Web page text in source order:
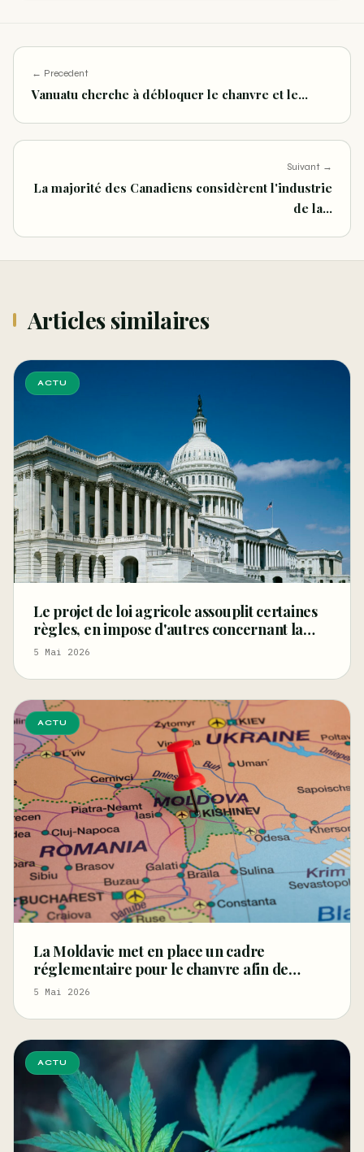
← Precedent
Vanuatu cherche à débloquer le chanvre et le…
Suivant →
La majorité des Canadiens considèrent l'industrie
de la…
Articles similaires
ACTU
Le projet de loi agricole assouplit certaines
règles, en impose d'autres concernant la
fibre et les graines de chanvre, et restreint le
5 Mai 2026
ACTU
La Moldavie met en place un cadre
réglementaire pour le chanvre afin de
relancer les filières de la fibre et des graines
5 Mai 2026
ACTU